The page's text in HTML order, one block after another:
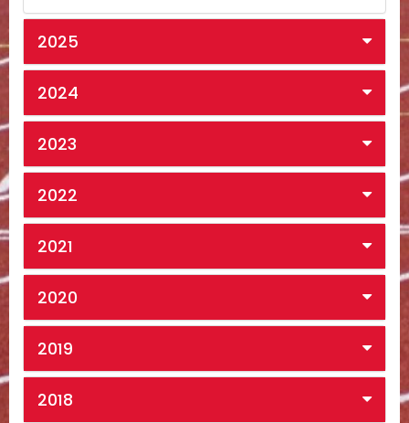
2025
2024
2023
2022
2021
2020
2019
2018